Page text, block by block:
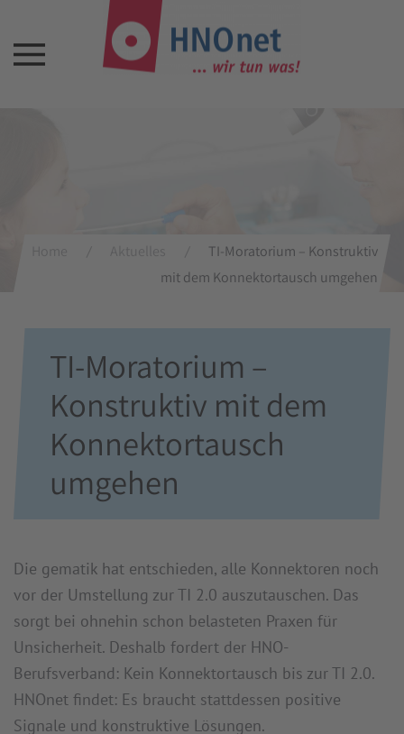
TI-Moratorium – Konstruktiv
mit dem Konnektortausch umgehen
TI-Moratorium –
Konstruktiv mit dem
Konnektortausch
umgehen
Die gematik hat entschieden, alle Konnektoren noch
vor der Umstellung zur TI 2.0 auszutauschen. Das
sorgt bei ohnehin schon belasteten Praxen für
Unsicherheit. Deshalb fordert der HNO-
Berufsverband: Kein Konnektortausch bis zur TI 2.0.
HNOnet findet: Es braucht stattdessen positive
Signale und konstruktive Lösungen.